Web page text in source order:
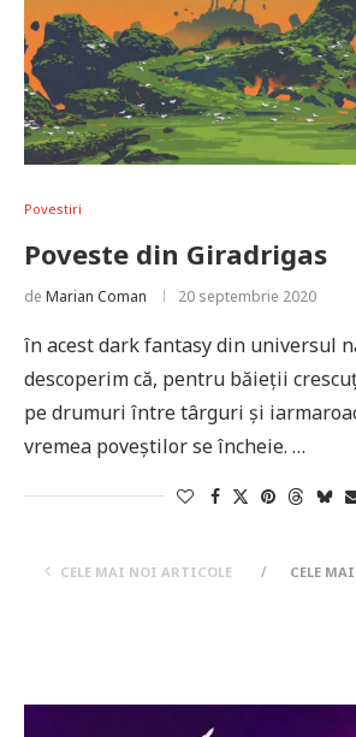
Povestiri
Poveste din Giradrigas
de Marian Coman 20 septembrie 2020
în acest dark fantasy din universul
descoperim că, pentru băieții
pe drumuri între târguri și
vremea poveștilor se încheie. …
CELE MAI NOI ARTICOLE CELE